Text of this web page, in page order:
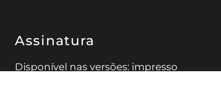
Assinatura
Disponível nas versões: impresso